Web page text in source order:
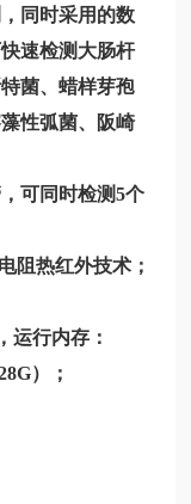
同时采用的数
速检测大肠杆
菌、蜡样芽孢
性弧菌、阪崎
可同时检测5个
阻热红外技术；
运行内存：
）；